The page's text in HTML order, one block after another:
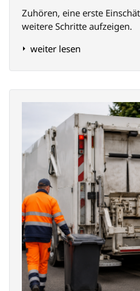
Zuhören, eine erste
weitere Schritte aufzeigen.
weiter lesen